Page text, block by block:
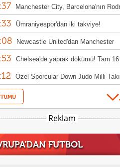
dönemiManchester City, Barcelona'nın
reddetti!
Ümraniyespor'dan iki takviye!
Newcastle United'dan Manchester
Lewis Hall yanıtı!
Chelsea'de yaprak dökümü! Tam 16
gönderilecek
Özel Sporcular Down Judo Milli
7 madalya kazandı
Fiorentina, Mastantuono'yu açıkladı!
Kayserispor, transfer yasağını
Manisa Basket'in Kocaeli'ye
Reklam
FUTBOL